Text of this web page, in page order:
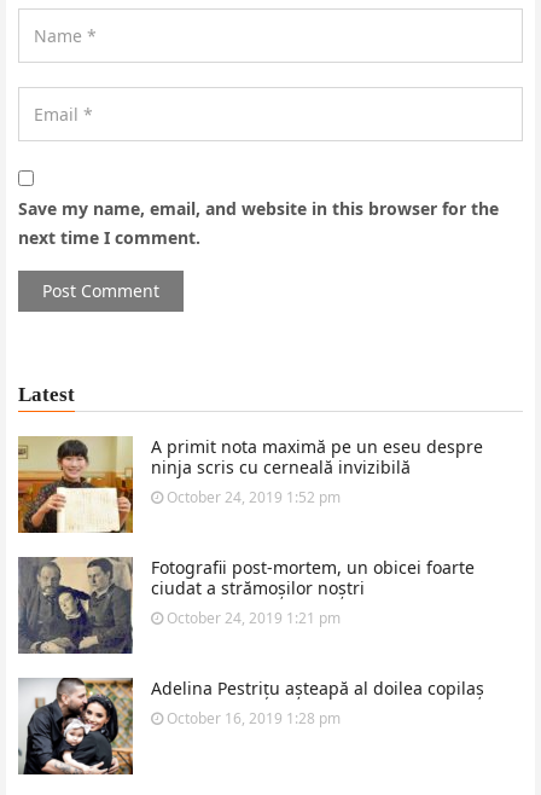
Save my name, email, and website in this browser for the
next time I comment.
Latest
A primit nota maximă pe un eseu despre
ninja scris cu cerneală invizibilă
October 24, 2019 1:52 pm
Fotografii post-mortem, un obicei foarte
ciudat a strămoșilor noștri
October 24, 2019 1:21 pm
Adelina Pestrițu așteapă al doilea copilaș
October 16, 2019 1:28 pm